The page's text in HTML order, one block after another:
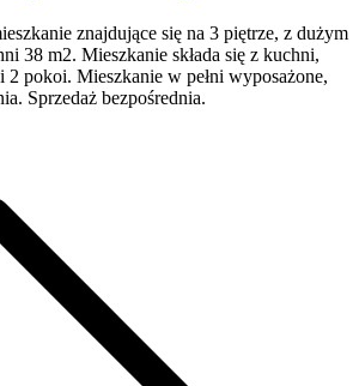
znajdujące się na 3 piętrze, z dużym
38 m2. Mieszkanie składa się z kuchni,
2 pokoi. Mieszkanie w pełni wyposażone,
Sprzedaż bezpośrednia.